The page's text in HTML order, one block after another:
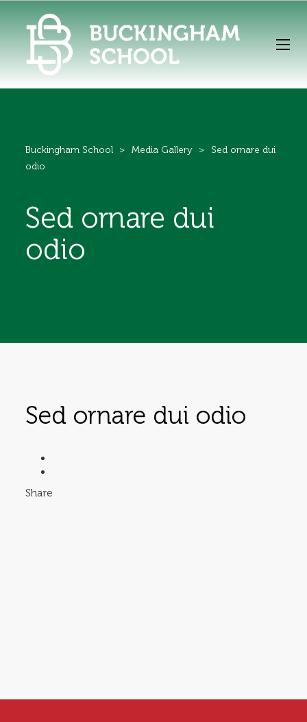
Buckingham School > Media Gallery >
Sed ornare dui
odio
Sed ornare dui
odio
Sed ornare dui odio
Share